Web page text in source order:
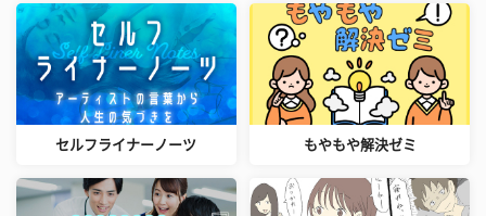
セルフライナーノーツ もやもや解決ゼミ